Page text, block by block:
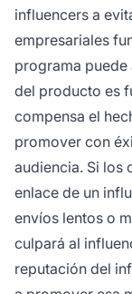
influencers a
empresariales
programa
del producto es
compensa el
promover con
audiencia. Si los
enlace de un
envíos lentos o
culpará al
reputación del